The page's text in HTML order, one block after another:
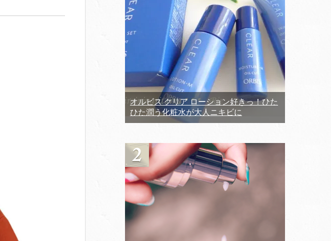
オルビス クリア ローション好きっ！ひた
ひた潤う化粧水が大人ニキビに